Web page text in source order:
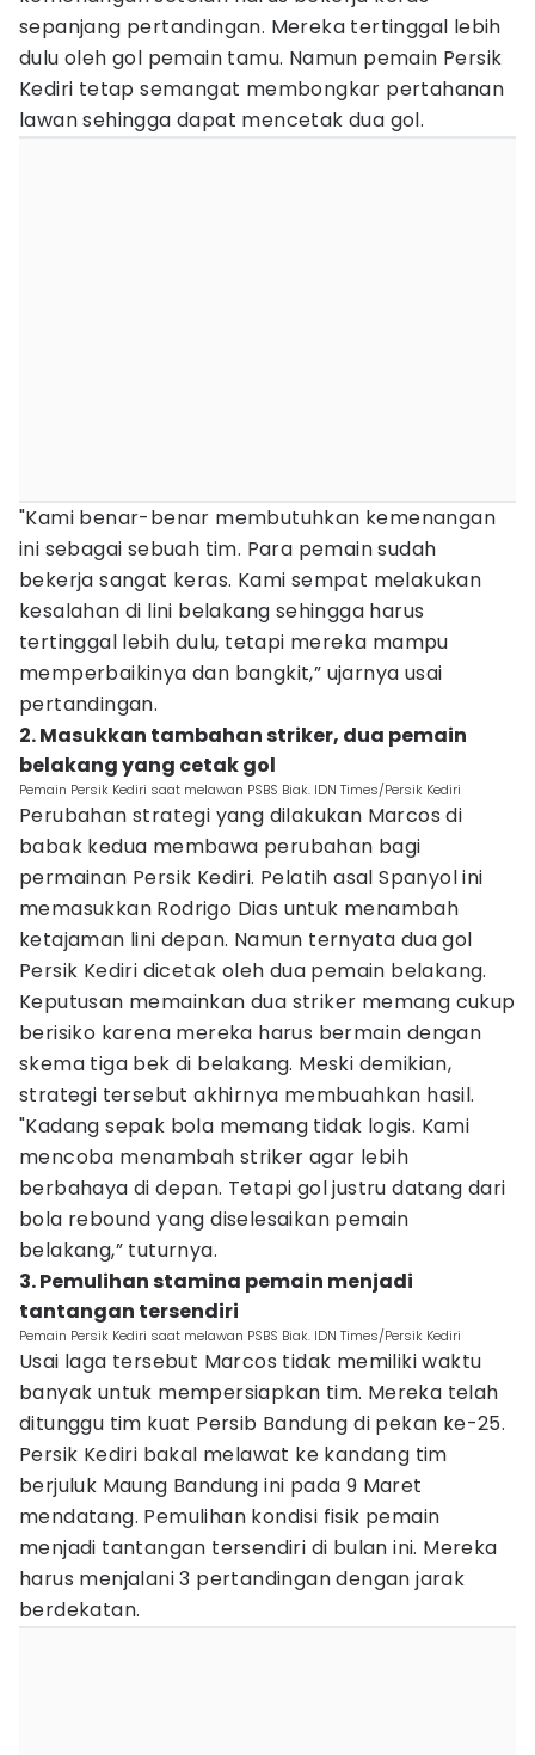
sepanjang pertandingan. Mereka tertinggal lebih
dulu oleh gol pemain tamu. Namun pemain Persik
Kediri tetap semangat membongkar pertahanan
lawan sehingga dapat mencetak dua gol.
"Kami benar-benar membutuhkan kemenangan
ini sebagai sebuah tim. Para pemain sudah
bekerja sangat keras. Kami sempat melakukan
kesalahan di lini belakang sehingga harus
tertinggal lebih dulu, tetapi mereka mampu
memperbaikinya dan bangkit,” ujarnya usai
pertandingan.
2. Masukkan tambahan striker, dua pemain
belakang yang cetak gol
Pemain Persik Kediri saat melawan PSBS Biak. IDN Times/Persik Kediri
Perubahan strategi yang dilakukan Marcos di
babak kedua membawa perubahan bagi
permainan Persik Kediri. Pelatih asal Spanyol ini
memasukkan Rodrigo Dias untuk menambah
ketajaman lini depan. Namun ternyata dua gol
Persik Kediri dicetak oleh dua pemain belakang.
Keputusan memainkan dua striker memang cukup
berisiko karena mereka harus bermain dengan
skema tiga bek di belakang. Meski demikian,
strategi tersebut akhirnya membuahkan hasil.
"Kadang sepak bola memang tidak logis. Kami
mencoba menambah striker agar lebih
berbahaya di depan. Tetapi gol justru datang dari
bola rebound yang diselesaikan pemain
belakang,” tuturnya.
3. Pemulihan stamina pemain menjadi
tantangan tersendiri
Pemain Persik Kediri saat melawan PSBS Biak. IDN Times/Persik Kediri
Usai laga tersebut Marcos tidak memiliki waktu
banyak untuk mempersiapkan tim. Mereka telah
ditunggu tim kuat Persib Bandung di pekan ke-25.
Persik Kediri bakal melawat ke kandang tim
berjuluk Maung Bandung ini pada 9 Maret
mendatang. Pemulihan kondisi fisik pemain
menjadi tantangan tersendiri di bulan ini. Mereka
harus menjalani 3 pertandingan dengan jarak
berdekatan.